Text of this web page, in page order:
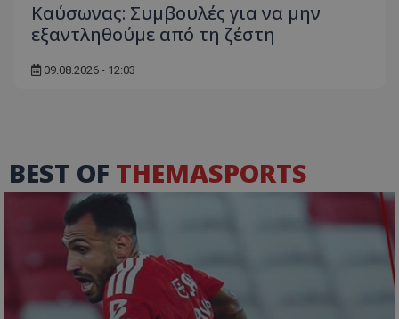
Kαύσωνας: Συμβουλές για να μην
εξαντληθούμε από τη ζέστη
09.08.2026 - 12:03
BEST OF THEMASPORTS